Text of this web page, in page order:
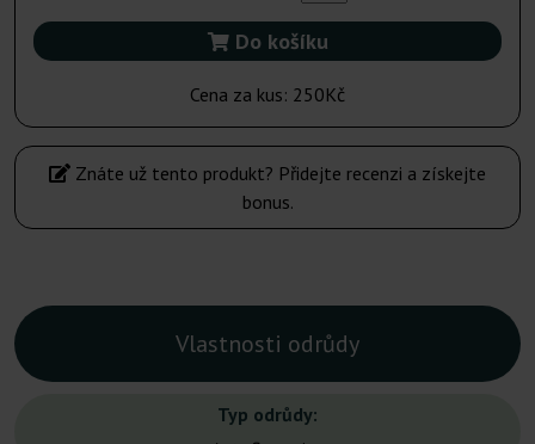
Do košíku
Cena za kus: 250Kč
Znáte už tento produkt? Přidejte recenzi a získejte
bonus.
Vlastnosti odrůdy
Typ odrůdy: